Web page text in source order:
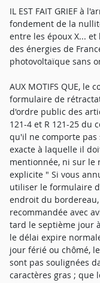
IL EST FAIT GRIEF à
fondement de la
entre les époux X...
des énergies de
photovoltaïque sans
AUX MOTIFS QUE, le
formulaire de
d'ordre public des
121-4 et R 121-25 du
qu'il ne comporte pas
exacte à laquelle il
mentionnée, ni sur le
explicite " Si vous
utiliser le formulaire
endroit du
recommandée avec
tard le septième jour
le délai expire
jour férié ou chômé,
sont pas soulignées
caractères gras ; que